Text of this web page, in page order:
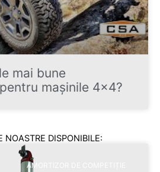
mai bune
mașinile 4×4?
NOASTRE DISPONIBILE:
AMORTIZOR DE COMPETIȚIE